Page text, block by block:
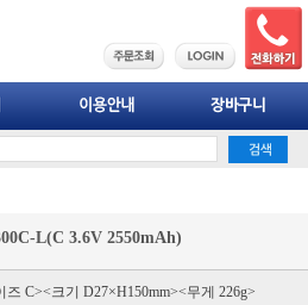
L(C 3.6V 2550mAh)
C><크기 D27×H150mm><무게 226g>